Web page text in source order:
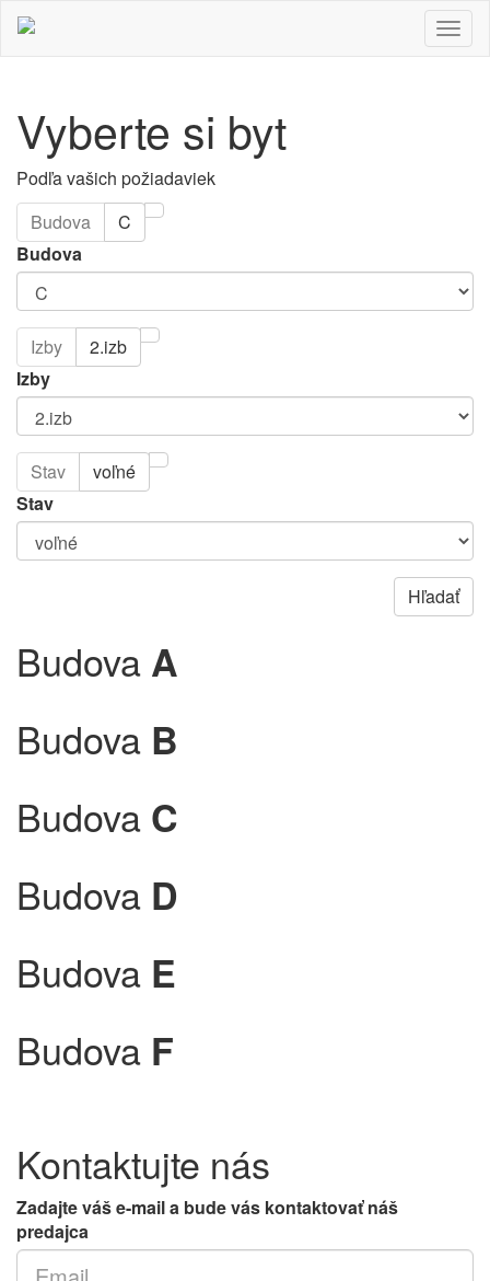
Vyberte si byt
Podľa vašich požiadaviek
Budova
C
Budova
Izby
2.izb
Izby
Stav
voľné
Stav
Budova A
Budova B
Budova C
Budova D
Budova E
Budova F
Kontaktujte nás
Zadajte váš e-mail a bude vás kontaktovať náš
predajca